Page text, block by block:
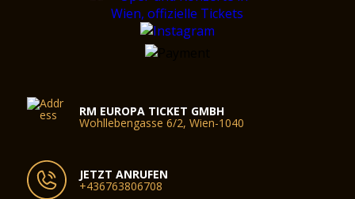
RM EUROPA TICKET GMBH
Wohllebengasse 6/2, Wien-1040
JETZT ANRUFEN
+436763806708